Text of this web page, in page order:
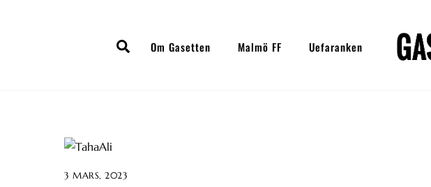
SearchOm Gasetten Malmö FF Uefaranken
3 MARS, 2023